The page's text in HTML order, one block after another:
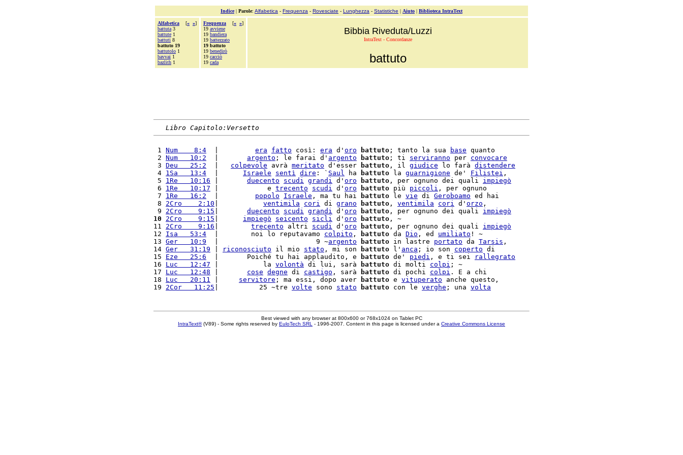
Indice| Parole: Alfabetica - Frequenza - Rovesciate - Lunghezza - Statistiche | Aiuto | Biblioteca IntraText
Alfabetica [« »]
battuta 3
battute 1
battuti 8
battuto 19
battutolo 1
bavvai 1
bazlith 1
Frequenza [« »]
19 avviene
19 bandiera
19 battezzato
19 battuto
19 benedirò
19 cacciò
19 cada
Bibbia Riveduta/Luzzi
IntraText - Concordanze
battuto
Libro Capitolo:Versetto
1 Num    8:4 era fatto così: era d' oro battuto ; tanto la sua base quanto
2 Num   10:2 argento ; le farai d' argento battuto ; ti serviranno per convocare
3 Deu   25:2 colpevole avrà meritato d'esser battuto , il giudice lo farà distendere
4 1Sa   13:4 Israele sentì dire : ` Saul ha battuto la guarnigione de' Filistei ,
5 1Re   10:16 duecento scudi grandi d' oro battuto , per ognuno dei quali impiegò
6 1Re   10:17 |            e trecento scudi d' oro battuto più piccoli , per ognuno
7 1Re   16:2 popolo Israele , ma tu hai battuto le vie di Geroboamo ed hai
8 2Cro    2:10 ventimila cori di grano battuto , ventimila cori d' orzo ,
9 2Cro    9:15 duecento scudi grandi d' oro battuto , per ognuno dei quali impiegò
10
2Cro    9:15 impiegò seicento sicli d' oro battuto , ~
11 2Cro    9:16 trecento altri scudi d' oro battuto , per ognuno dei quali impiegò
12 Isa   53:4
  |        noi lo reputavamo
colpito , battuto da Dio , ed umiliato ! ~
13 Ger   10:9
  |                        9 ~
argento battuto in lastre portato da Tarsis ,
14 Ger   31:19 riconosciuto il mio stato , mi son battuto l' anca ; io son coperto di
15 Eze   25:6
  |       Poiché tu hai applaudito, e
battuto de' piedi , e ti sei
rallegrato
16 Luc   12:47 |           la volontà di lui, sarà battuto di molti colpi ; ~
17 Luc   12:48 cose degne di castigo , sarà battuto di pochi colpi . E a chi
18 Luc   20:11 servitore ; ma essi, dopo aver battuto e vituperato anche questo,
19 2Cor   11:25 |          25 ~tre volte sono stato battuto con le verghe ; una volta
Best viewed with any browser at 800x600 or 768x1024 on Tablet PC
IntraText®(V89) - Some rights reserved by EuloTech SRL - 1996-2007. Content in this page is licensed under a Creative Commons License